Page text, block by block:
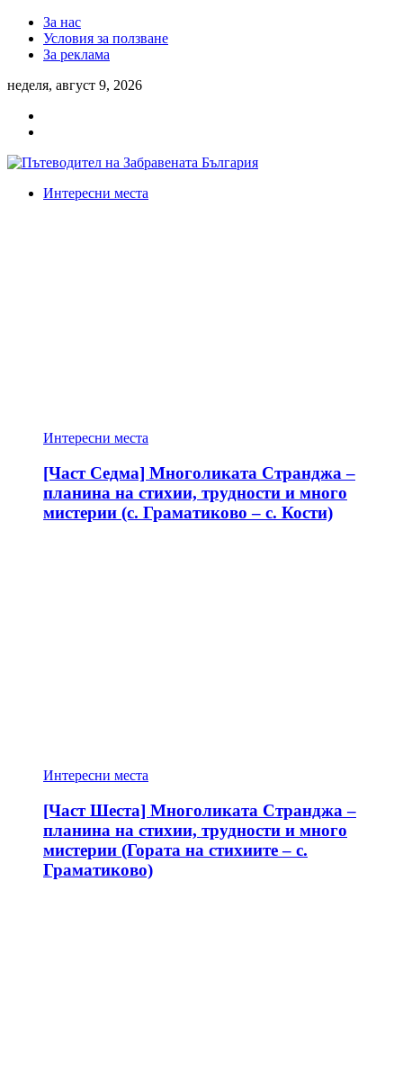
За нас
Условия за ползване
За реклама
неделя, август 9, 2026
Интересни места
Интересни места
[Част Седма] Многоликата Странджа –
планина на стихии, трудности и много
мистерии (с. Граматиково – с. Кости)
Интересни места
[Част Шеста] Многоликата Странджа –
планина на стихии, трудности и много
мистерии (Гората на стихиите – с.
Граматиково)